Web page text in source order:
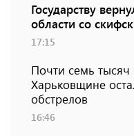
Государству
области со
17:15
Почти семь тысяч
Харьковщине
обстрелов
16:46